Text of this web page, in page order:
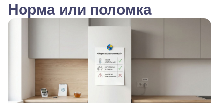
Норма или поломка